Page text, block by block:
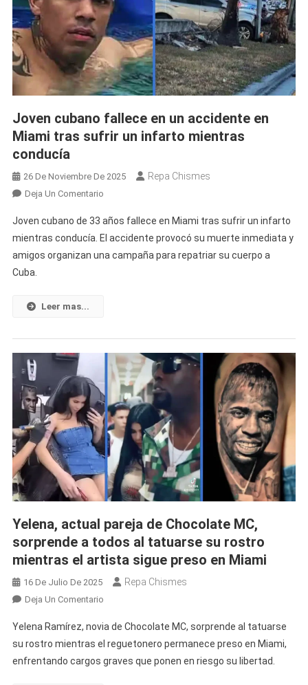
Joven cubano fallece en un accidente en
Miami tras sufrir un infarto mientras
conducía
26 De Noviembre De 2025 Repa Chismes
Deja Un ComentarioEn
Cubano
Fallece
En
Sufrir
Infarto
Mientras
Conducía
Joven cubano de 33 años fallece en Miami tras sufrir un infarto
mientras conducía. El accidente provocó su muerte inmediata y
amigos organizan una campaña para repatriar su cuerpo a
Cuba.
Leer mas...
Yelena, actual pareja de Chocolate MC,
sorprende a todos al tatuarse su rostro
mientras el artista sigue preso en Miami
16 De Julio De 2025 Repa Chismes
Deja Un ComentarioEn
Actual
Pareja
De
Yelena Ramírez, novia de Chocolate MC, sorprende al tatuarse
su rostro mientras el reguetonero permanece preso en Miami,
enfrentando cargos graves que ponen en riesgo su libertad.